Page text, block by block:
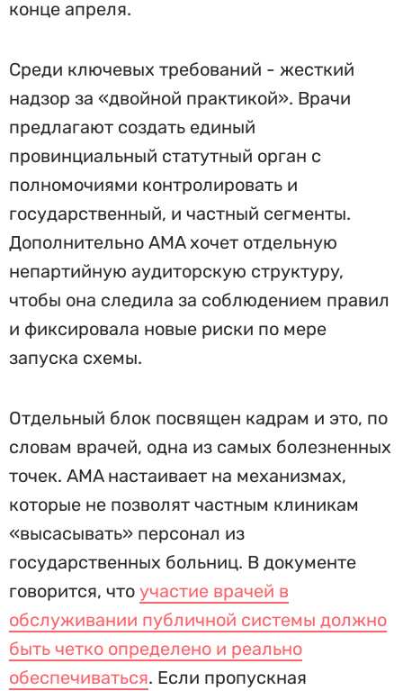
конце апреля.
Среди ключевых требований - жесткий
надзор за «двойной практикой». Врачи
предлагают создать единый
провинциальный статутный орган с
полномочиями контролировать и
государственный, и частный сегменты.
Дополнительно AMA хочет отдельную
непартийную аудиторскую структуру,
чтобы она следила за соблюдением правил
и фиксировала новые риски по мере
запуска схемы.
Отдельный блок посвящен кадрам и это, по
словам врачей, одна из самых болезненных
точек. AMA настаивает на механизмах,
которые не позволят частным клиникам
«высасывать» персонал из
государственных больниц. В документе
говорится, что участие врачей в
обслуживании публичной системы должно
быть четко определено и реально
обеспечиваться. Если пропускная